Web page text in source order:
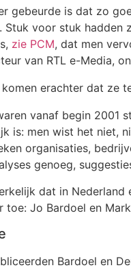
gebeurde is dat zo
Stuk voor stuk hadden
zie PCM, dat men
van RTL e-Media,
komen erachter dat ze
vanaf begin 2001
is: men wist het niet,
organisaties,
genoeg,
dat in
toe: Jo Bardoel en
Bardoel en